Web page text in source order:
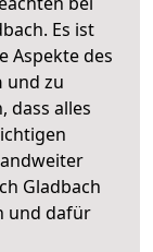
Es ist
Aspekte des
und zu
dass alles
Gladbach
und dafür